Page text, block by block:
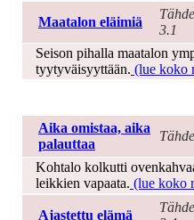
Maatalon eläimiä
3.1
Seison pihalla maatalon
tyytyväisyyttään. (lue koko
Aika omistaa, aika
palauttaa
Kohtalo kolkutti
leikkien vapaata. (lue koko
Ajastettu elämä